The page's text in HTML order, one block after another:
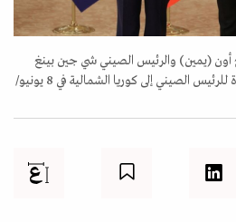
أون (يمين) والرئيس الصيني شي جين بينغ
يتصافحان وذلك خلال زيارة نادرة للرئيس الصيني إلى كوريا الشمالية في 8 يونيو/